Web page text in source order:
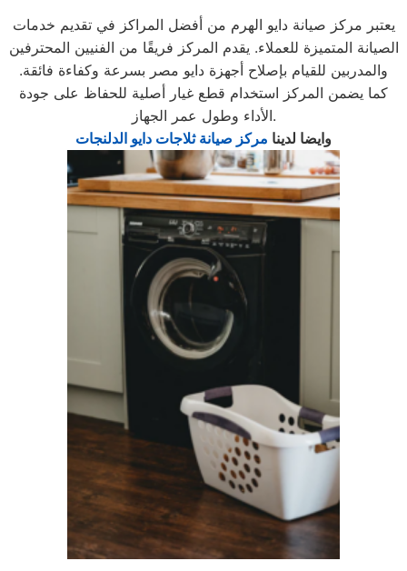
يعتبر مركز صيانة دايو الهرم من أفضل المراكز في تقديم خدمات
الصيانة المتميزة للعملاء. يقدم المركز فريقًا من الفنيين المحترفين
والمدربين للقيام بإصلاح أجهزة دايو مصر بسرعة وكفاءة فائقة.
كما يضمن المركز استخدام قطع غيار أصلية للحفاظ على جودة
الأداء وطول عمر الجهاز.
وايضا لدينا مركز صيانة ثلاجات دايو الدلنجات